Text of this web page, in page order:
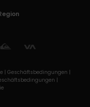
| Geschäftsbedingungen |
|